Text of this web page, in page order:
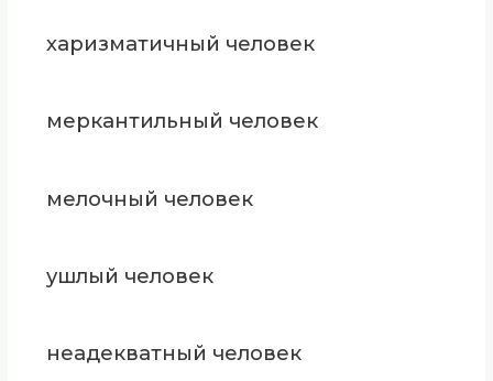
харизматичный человек
меркантильный человек
мелочный человек
ушлый человек
неадекватный человек